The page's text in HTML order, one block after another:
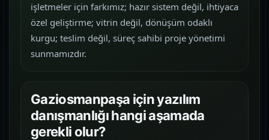
işletmeler için farkımız; hazır sistem değil, ihtiyaca
özel geliştirme; vitrin değil, dönüşüm odaklı
kurgu; teslim değil, süreç sahibi proje yönetimi
sunmamızdır.
Gaziosmanpaşa için yazılım
danışmanlığı hangi aşamada
gerekli olur?